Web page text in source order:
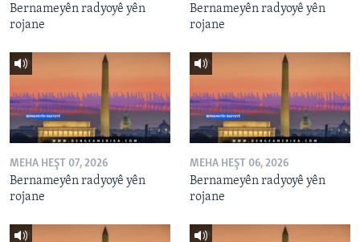
Bernameyên radyoyê yên
rojane
Bernameyên radyoyê yên
rojane
MEHA HEŞT 07, 2026
Bernameyên radyoyê yên
rojane
MEHA HEŞT 06, 2026
Bernameyên radyoyê yên
rojane